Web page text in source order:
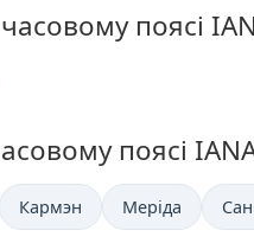
поясі
поясі
Кармэн Меріда